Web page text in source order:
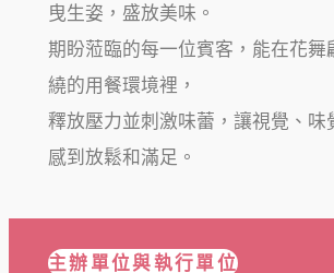
曳生姿，盛放美味。
期盼蒞臨的每一位賓客，能在花舞
繞的用餐環境裡，
釋放壓力並刺激味蕾，讓視覺、味
感到放鬆和滿足。
主辦單位與執行單位